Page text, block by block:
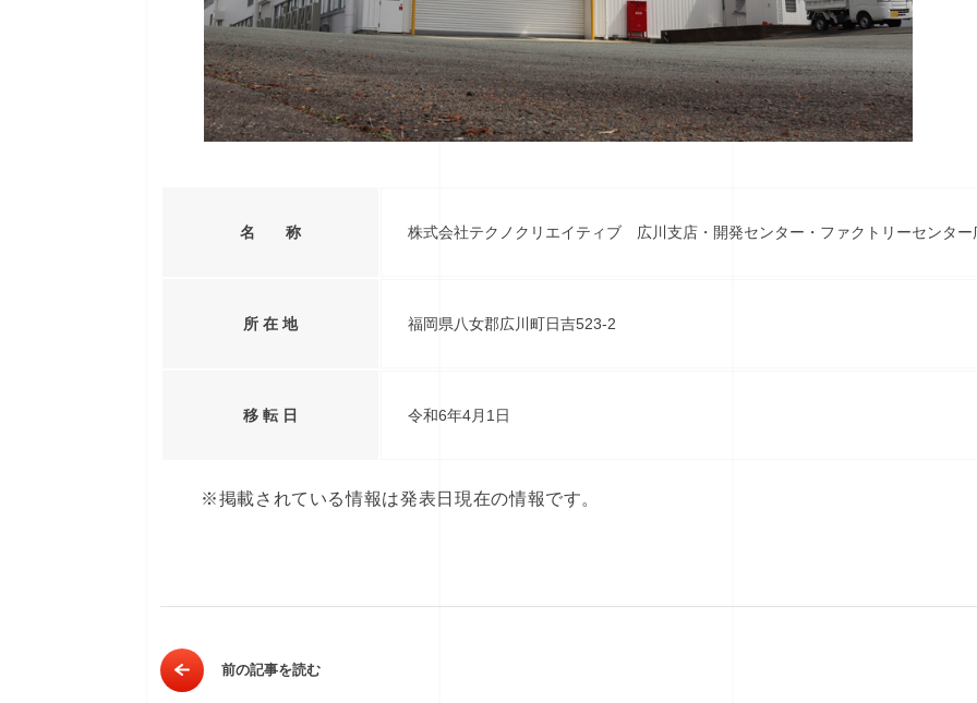
名 称 株式会社テクノクリエイティブ 広川支店・開発センター・ファクトリーセンター
所 在 地 福岡県八女郡広川町日吉523-2
移 転 日 令和6年4月1日
※掲載されている情報は発表日現在の情報です。
前の記事を読む